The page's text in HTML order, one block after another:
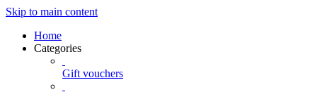
Skip to main content
Home
Categories
Gift vouchers